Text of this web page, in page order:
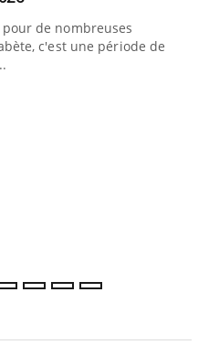
de nombreuses
c'est une période de